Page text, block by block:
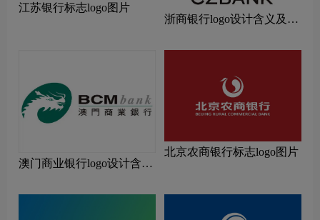
江苏银行标志logo图片
浙商银行logo设计含义及设
澳门商业银行logo设计含义
北京农商银行标志logo图片